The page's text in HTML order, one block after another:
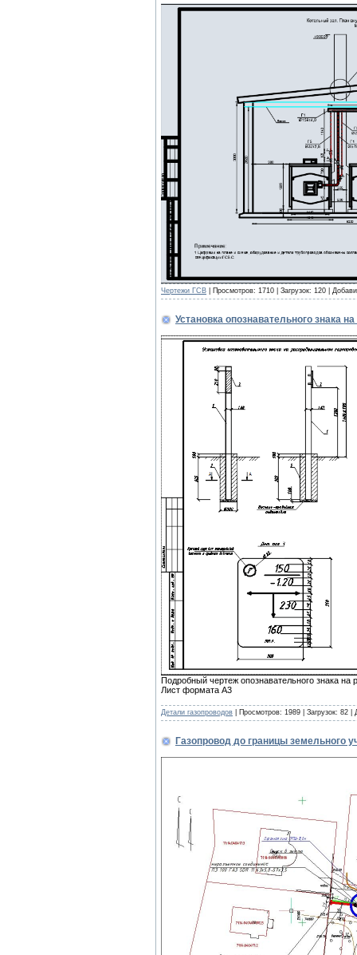
Чертежи ГСВ | Просмотров: 1710 | Загрузок: 120 |
Установка опознавательного знака
Подробный чертеж опознавательного знака
Лист формата А3
Детали газопроводов | Просмотров: 1989 | Загрузок: 82
Газопровод до границы земельного